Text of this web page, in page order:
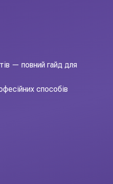
— повний гайд для
способів